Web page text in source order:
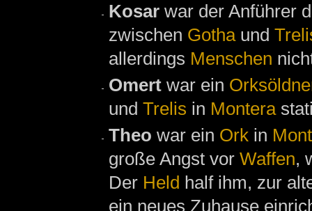
Kosar war der Anführer
zwischen Gothaund
allerdings Menschen
Omert war ein
und Trelis in Montera
Theo war ein Ork in
große Angst vor Waffen,
Der Held half ihm, zur
ein neues Zuhause